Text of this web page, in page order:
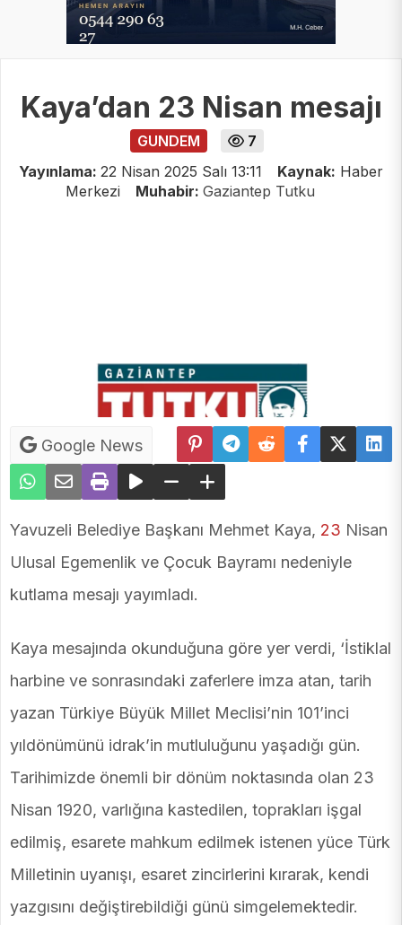
Kaya’dan 23 Nisan mesajı
GUNDEM
7
Yayınlama: 22 Nisan 2025 Salı 13:11 Kaynak: Haber
Merkezi
Muhabir: Gaziantep Tutku
Google News
Yavuzeli Belediye Başkanı Mehmet Kaya, 23 Nisan
Ulusal Egemenlik ve Çocuk Bayramı nedeniyle
kutlama mesajı yayımladı.
Kaya mesajında ​​okunduğuna göre yer verdi, ‘İstiklal
harbine ve sonrasındaki zaferlere imza atan, tarih
yazan Türkiye Büyük Millet Meclisi’nin 101’inci
yıldönümünü idrak’in mutluluğunu yaşadığı gün.
Tarihimizde önemli bir dönüm noktasında olan 23
Nisan 1920, varlığına kastedilen, toprakları işgal
edilmiş, esarete mahkum edilmek istenen yüce Türk
Milletinin uyanışı, esaret zincirlerini kırarak, kendi
yazgısını değiştirebildiği günü simgelemektedir.